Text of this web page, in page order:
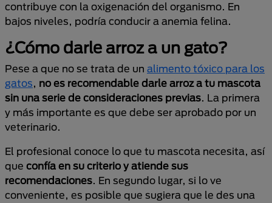
contribuye con la oxigenación del organismo. En
bajos niveles, podría conducir a anemia felina.
¿Cómo darle arroz a un gato?
Pese a que no se trata de un alimento tóxico para los
gatos, no es recomendable darle arroz a tu mascota
sin una serie de consideraciones previas. La primera
y más importante es que debe ser aprobado por un
veterinario.
El profesional conoce lo que tu mascota necesita, así
que confía en su criterio y atiende sus
recomendaciones. En segundo lugar, si lo ve
conveniente, es posible que sugiera que le des una